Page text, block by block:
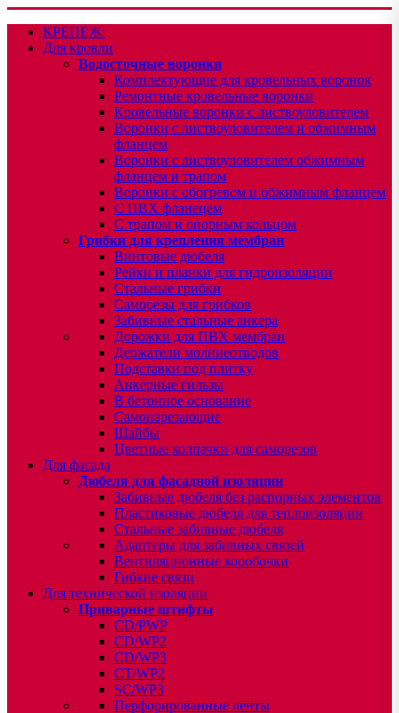
КРЕПЕЖ:
Для кровли
Водосточные воронки
Комплектующие для кровельных воронок
Ремонтные кровельные воронки
Кровельные воронки с листвоуловителем
Воронки с листвоуловителем и обжимным
фланцем
Воронки с листвоуловителем обжимным
фланцем и трапом
Воронки с обогревом и обжимным фланцем
С ПВХ фланецем
С трапом и опорным кольцом
Грибки для крепления мембран
Винтовые дюбеля
Рейки и планки для гидроизоляции
Стальные грибки
Саморезы для грибков
Забивные стальные анкера
Дорожки для ПВХ мембран
Держатели молниеотводов
Подставки под плитку
Анкерные гильзы
В бетонное основание
Самонарезающие
Шайбы
Цветные колпачки для саморезов
Для фасада
Дюбеля для фасадной изоляции
Забивные дюбеля без распорных элементов
Пластиковые дюбеля для теплоизоляции
Стальные забивные дюбеля
Адаптеры для забивных связей
Вентиляционные коробочки
Гибкие связи
Для технической изоляции
Приварные штифты
CD/PWP
CD/WP2
CD/WP3
CT/WP2
SC/WP3
Перфорированные ленты